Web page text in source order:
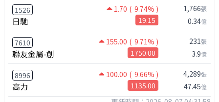
1526 1.70 ( 9.74% )
日馳 19.15
1,766張
0.34億
7610 155.00 ( 9.71% )
聯友金屬-創 1750.00
231張
3.9億
8996 100.00 ( 9.66% )
高力 1135.00
4,289張
47.45億